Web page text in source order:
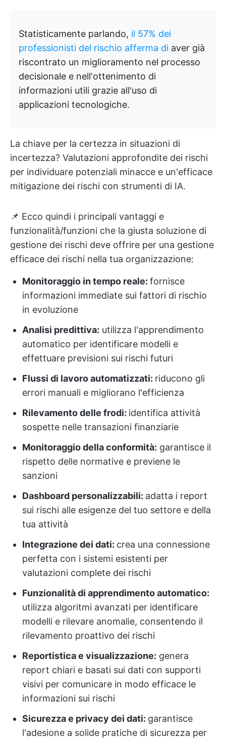
Statisticamente parlando, il 57% dei
professionisti del rischio afferma di aver già
riscontrato un miglioramento nel processo
decisionale e nell'ottenimento di
informazioni utili grazie all'uso di
applicazioni tecnologiche.
La chiave per la certezza in situazioni di
incertezza? Valutazioni approfondite dei rischi
per individuare potenziali minacce e un'efficace
mitigazione dei rischi con strumenti di IA.
📌 Ecco quindi i principali vantaggi e
funzionalità/funzioni che la giusta soluzione di
gestione dei rischi deve offrire per una gestione
efficace dei rischi nella tua organizzazione:
Monitoraggio in tempo reale: fornisce
informazioni immediate sui fattori di rischio
in evoluzione
Analisi predittiva: utilizza l'apprendimento
automatico per identificare modelli e
effettuare previsioni sui rischi futuri
Flussi di lavoro automatizzati: riducono gli
errori manuali e migliorano l'efficienza
Rilevamento delle frodi: identifica attività
sospette nelle transazioni finanziarie
Monitoraggio della conformità: garantisce il
rispetto delle normative e previene le
sanzioni
Dashboard personalizzabili: adatta i report
sui rischi alle esigenze del tuo settore e della
tua attività
Integrazione dei dati: crea una connessione
perfetta con i sistemi esistenti per
valutazioni complete dei rischi
Funzionalità di apprendimento automatico:
utilizza algoritmi avanzati per identificare
modelli e rilevare anomalie, consentendo il
rilevamento proattivo dei rischi
Reportistica e visualizzazione: genera
report chiari e basati sui dati con supporti
visivi per comunicare in modo efficace le
informazioni sui rischi
Sicurezza e privacy dei dati: garantisce
l'adesione a solide pratiche di sicurezza per